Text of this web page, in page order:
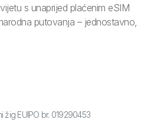
s unaprijed plaćenim eSIM
putovanja – jednostavno,
EUIPO br. 019290453